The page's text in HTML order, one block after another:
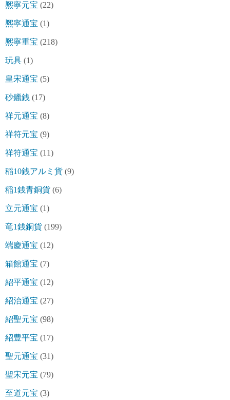
熈寧元宝 (22)
熈寧通宝 (1)
熈寧重宝 (218)
玩具 (1)
皇宋通宝 (5)
砂鑞銭 (17)
祥元通宝 (8)
祥符元宝 (9)
祥符通宝 (11)
稲10銭アルミ貨 (9)
稲1銭青銅貨 (6)
立元通宝 (1)
竜1銭銅貨 (199)
端慶通宝 (12)
箱館通宝 (7)
紹平通宝 (12)
紹治通宝 (27)
紹聖元宝 (98)
紹豊平宝 (17)
聖元通宝 (31)
聖宋元宝 (79)
至道元宝 (3)